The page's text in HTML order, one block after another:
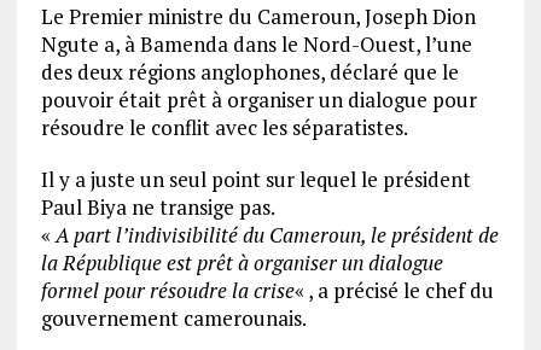
Le Premier ministre du Cameroun, Joseph Dion
Ngute a, à Bamenda dans le Nord-Ouest, l’une
des deux régions anglophones, déclaré que le
pouvoir était prêt à organiser un dialogue pour
résoudre le conflit avec les séparatistes.
Il y a juste un seul point sur lequel le président
Paul Biya ne transige pas.
«A part l’indivisibilité du Cameroun, le président de
la République est prêt à organiser un dialogue
formel pour résoudre la crise« , a précisé le chef du
gouvernement camerounais.